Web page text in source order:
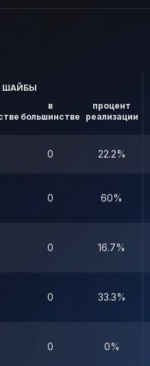
ШАЙБЫ
в
большинстве
процент
реализации
0 22.2%
0 60%
0 16.7%
0 33.3%
0 0%